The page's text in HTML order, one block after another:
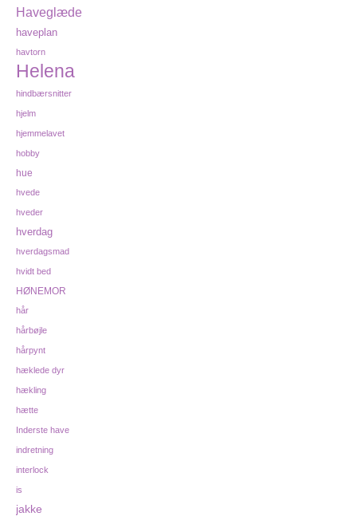
Haveglæde
haveplan
havtorn
Helena
hindbærsnitter
hjelm
hjemmelavet
hobby
hue
hvede
hveder
hverdag
hverdagsmad
hvidt bed
HØNEMOR
hår
hårbøjle
hårpynt
hæklede dyr
hækling
hætte
Inderste have
indretning
interlock
is
jakke